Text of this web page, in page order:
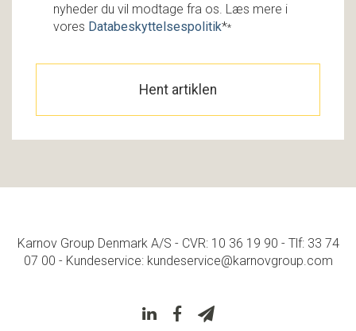
nyheder du vil modtage fra os. Læs mere i
vores Databeskyttelsespolitik**
Karnov Group Denmark A/S - CVR: 10 36 19 90 - Tlf: 33 74
07 00 - Kundeservice: kundeservice@karnovgroup.com